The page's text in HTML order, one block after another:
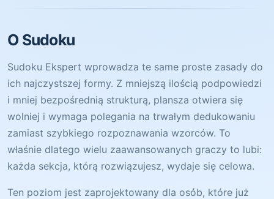
O Sudoku
Sudoku Ekspert wprowadza te same proste zasady do
ich najczystszej formy. Z mniejszą ilością podpowiedzi
i mniej bezpośrednią strukturą, plansza otwiera się
wolniej i wymaga polegania na trwałym dedukowaniu
zamiast szybkiego rozpoznawania wzorców. To
właśnie dlatego wielu zaawansowanych graczy to lubi:
każda sekcja, którą rozwiązujesz, wydaje się celowa.
Ten poziom jest zaprojektowany dla osób, które już